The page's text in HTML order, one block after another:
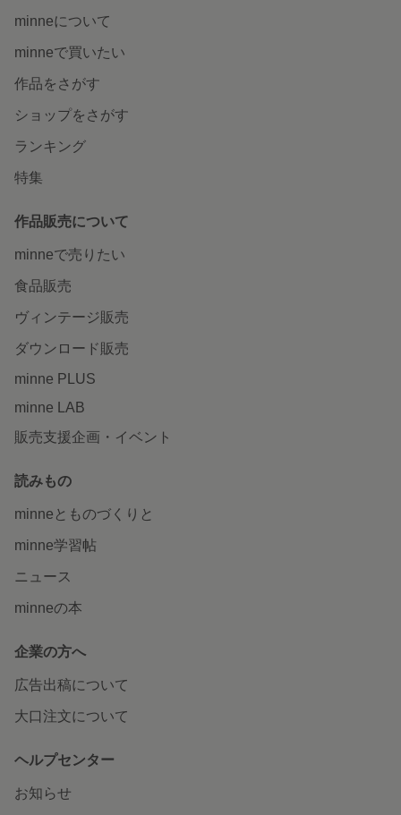
minneについて
minneで買いたい
作品をさがす
ショップをさがす
ランキング
特集
作品販売について
minneで売りたい
食品販売
ヴィンテージ販売
ダウンロード販売
minne PLUS
minne LAB
販売支援企画・イベント
読みもの
minneとものづくりと
minne学習帖
ニュース
minneの本
企業の方へ
広告出稿について
大口注文について
ヘルプセンター
お知らせ